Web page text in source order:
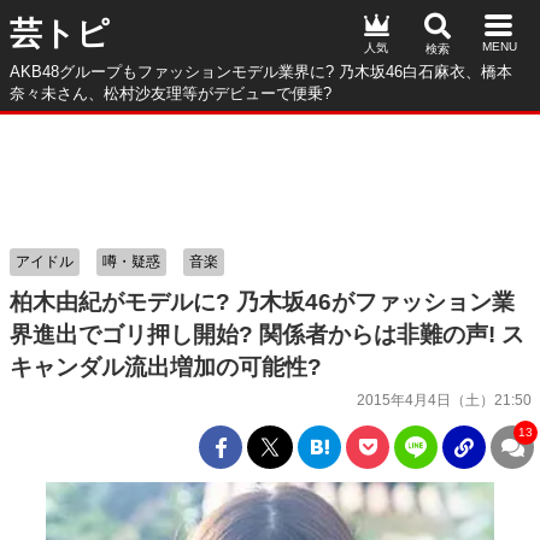
芸トピ
AKB48グループもファッションモデル業界に? 乃木坂46白石麻衣、橋本
奈々未さん、松村沙友理等がデビューで便乗?
人気
柏木由紀がモデルに? 乃木坂46がファッション業
界進出でゴリ押し開始? 関係者からは非難の声! ス
キャンダル流出増加の可能性?
2015年4月4日（土）21:50
アイドル 噂・疑惑 音楽
13